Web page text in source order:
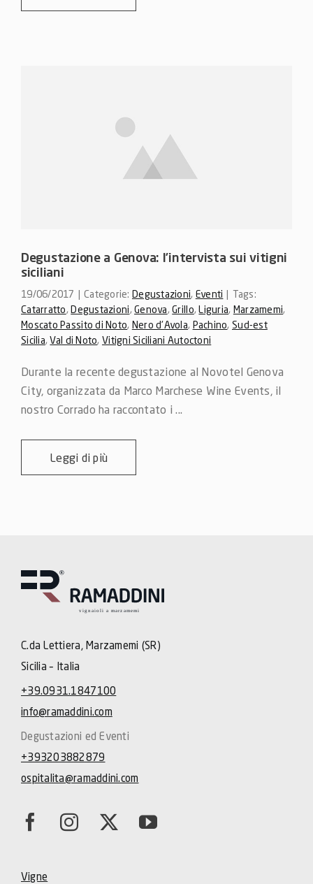
Degustazione a Genova: l’intervista sui vitigni
siciliani
19/06/2017 | Categorie: Degustazioni, Eventi | Tags:
Catarratto,Degustazioni,Genova,Grillo,Liguria, Marzamemi,
Moscato Passito di Noto, Nero d'Avola, Pachino, Sud-est
Sicilia,Val di Noto, Vitigni Siciliani Autoctoni
Durante la recente degustazione al Novotel Genova
City​, organizzata da Marco Marchese Wine Events, il
nostro Corrado ha raccontato i ...
Leggi di più
C.da Lettiera, Marzamemi (SR)
Sicilia – Italia
+39.0931.1847100
info@ramaddini.com
Degustazioni ed Eventi
+393203882879
ospitalita@ramaddini.com
Vigne